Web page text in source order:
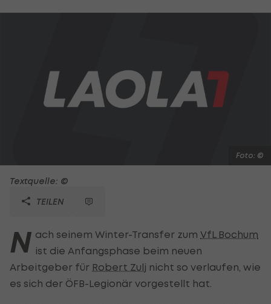
Foto: ©
Textquelle: ©
TEILEN
N ach seinem Winter-Transfer zum VfL Bochum
ist die Anfangsphase beim neuen
Arbeitgeber für Robert Zulj nicht so verlaufen, wie
es sich der ÖFB-Legionär vorgestellt hat.